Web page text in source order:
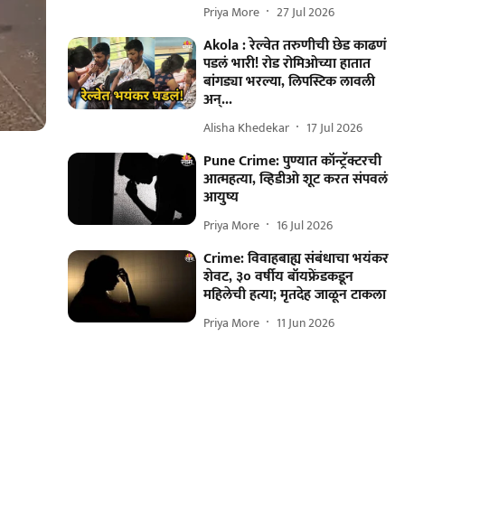
Priya More 27 Jul 2026
Akola : रेल्वेत तरुणीची छेड काढणं
पडलं भारी! रोड रोमिओच्या हातात
बांगड्या भरल्या, लिपस्टिक लावली
अन्...
Alisha Khedekar 17 Jul 2026
Pune Crime: पुण्यात कॉन्ट्रॅक्टरची
आत्महत्या, व्हिडीओ शूट करत संपवलं
आयुष्य
Priya More 16 Jul 2026
Crime: विवाहबाह्य संबंधाचा भयंकर
शेवट, ३० वर्षीय बॉयफ्रेंडकडून
महिलेची हत्या; मृतदेह जाळून टाकला
Priya More 11 Jun 2026